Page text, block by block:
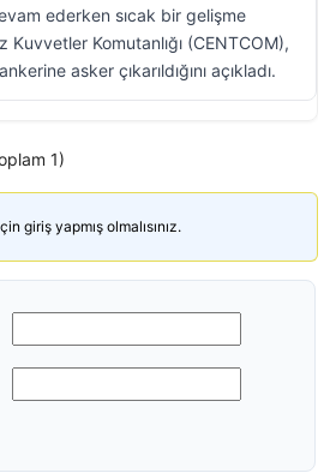
ederken sıcak bir gelişme
Kuvvetler Komutanlığı (CENTCOM),
asker çıkarıldığını açıkladı.
1)
giriş yapmış olmalısınız.